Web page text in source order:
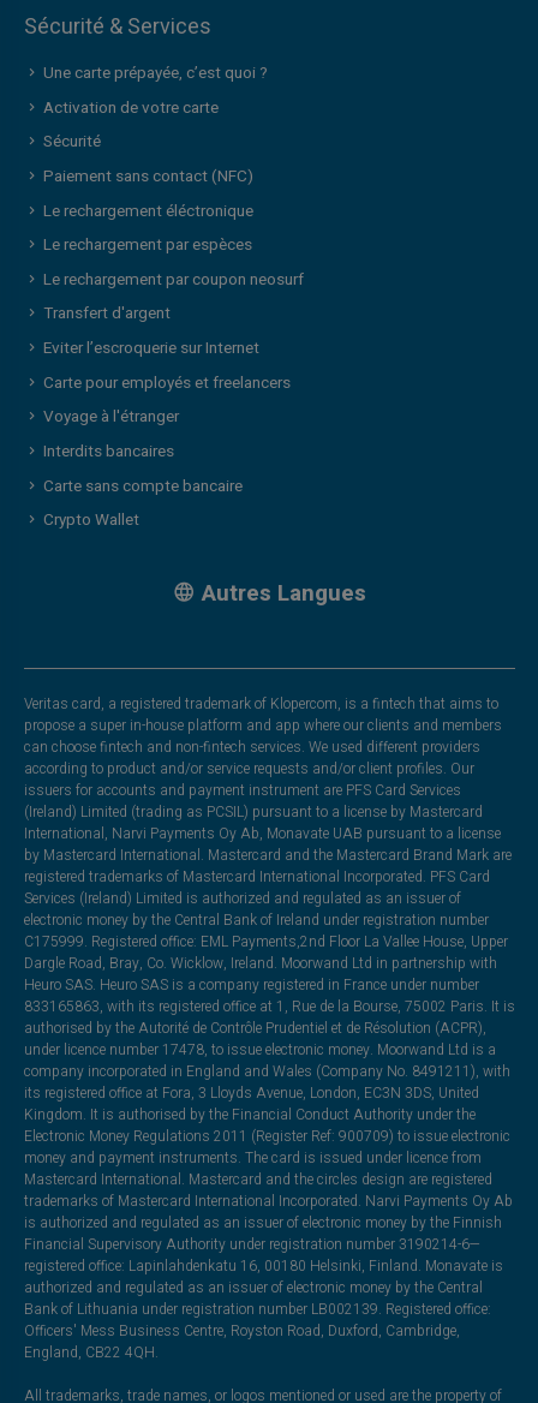
Sécurité & Services
Une carte prépayée, c’est quoi ?
Activation de votre carte
Sécurité
Paiement sans contact (NFC)
Le rechargement éléctronique
Le rechargement par espèces
Le rechargement par coupon neosurf
Transfert d'argent
Eviter l’escroquerie sur Internet
Carte pour employés et freelancers
Voyage à l'étranger
Interdits bancaires
Carte sans compte bancaire
Crypto Wallet
Autres Langues
Veritas card, a registered trademark of Klopercom, is a fintech that aims to
propose a super in-house platform and app where our clients and members
can choose fintech and non-fintech services. We used different providers
according to product and/or service requests and/or client profiles. Our
issuers for accounts and payment instrument are PFS Card Services
(Ireland) Limited (trading as PCSIL) pursuant to a license by Mastercard
International, Narvi Payments Oy Ab, Monavate UAB pursuant to a license
by Mastercard International. Mastercard and the Mastercard Brand Mark are
registered trademarks of Mastercard International Incorporated. PFS Card
Services (Ireland) Limited is authorized and regulated as an issuer of
electronic money by the Central Bank of Ireland under registration number
C175999. Registered office: EML Payments,2nd Floor La Vallee House, Upper
Dargle Road, Bray, Co. Wicklow, Ireland. Moorwand Ltd in partnership with
Heuro SAS. Heuro SAS is a company registered in France under number
833165863, with its registered office at 1, Rue de la Bourse, 75002 Paris. It is
authorised by the Autorité de Contrôle Prudentiel et de Résolution (ACPR),
under licence number 17478, to issue electronic money. Moorwand Ltd is a
company incorporated in England and Wales (Company No. 8491211), with
its registered office at Fora, 3 Lloyds Avenue, London, EC3N 3DS, United
Kingdom. It is authorised by the Financial Conduct Authority under the
Electronic Money Regulations 2011 (Register Ref: 900709) to issue electronic
money and payment instruments. The card is issued under licence from
Mastercard International. Mastercard and the circles design are registered
trademarks of Mastercard International Incorporated. Narvi Payments Oy Ab
is authorized and regulated as an issuer of electronic money by the Finnish
Financial Supervisory Authority under registration number 3190214-6—
registered office: Lapinlahdenkatu 16, 00180 Helsinki, Finland. Monavate is
authorized and regulated as an issuer of electronic money by the Central
Bank of Lithuania under registration number LB002139. Registered office:
Officers' Mess Business Centre, Royston Road, Duxford, Cambridge,
England, CB22 4QH.
All trademarks, trade names, or logos mentioned or used are the property of